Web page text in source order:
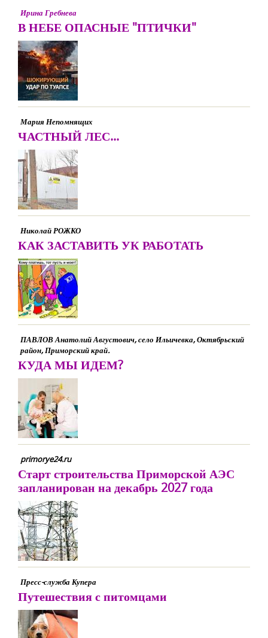
Ирина Гребнева
В НЕБЕ ОПАСНЫЕ "ПТИЧКИ"
Мария Непомнящих
ЧАСТНЫЙ ЛЕС...
Николай РОЖКО
КАК ЗАСТАВИТЬ УК РАБОТАТЬ
ПАВЛОВ Анатолий Августович, село Ильичевка, Октябрьский
район, Приморский край.
КУДА МЫ ИДЕМ?
primorye24.ru
Старт строительства Приморской АЭС
запланирован на декабрь 2027 года
Пресс-служба Купера
Путешествия с питомцами